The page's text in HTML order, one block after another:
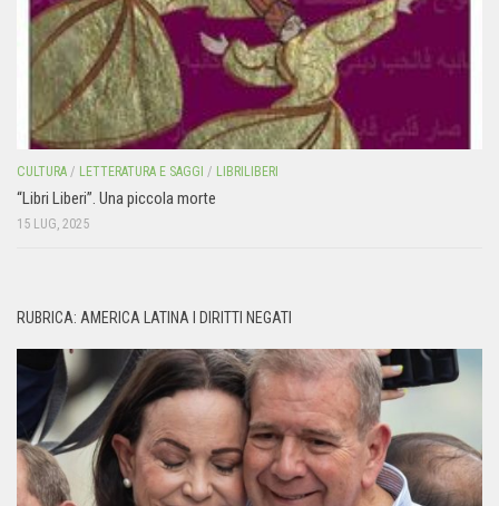
CULTURA / LETTERATURA E SAGGI / LIBRILIBERI
“Libri Liberi”. Una piccola morte
15 LUG, 2025
RUBRICA: AMERICA LATINA I DIRITTI NEGATI